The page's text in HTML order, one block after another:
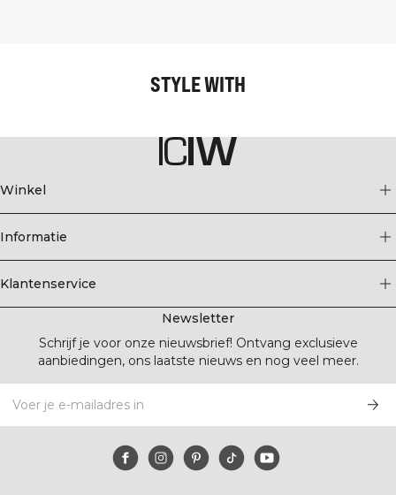
STYLE WITH
Winkel
Informatie
Klantenservice
Newsletter
Schrijf je voor onze nieuwsbrief! Ontvang exclusieve
aanbiedingen, ons laatste nieuws en nog veel meer.